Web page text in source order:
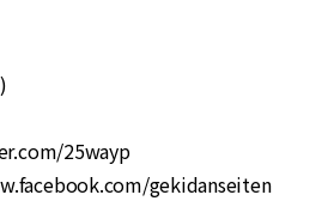
25wayp
gekidanseiten